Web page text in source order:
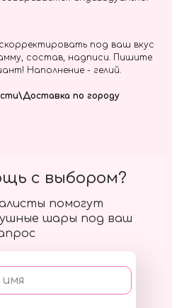
под ваш вкус
состав, надписи. Пишите
Наполнение - гелий.
по городу
помогут
шары под ваш
с выбором?